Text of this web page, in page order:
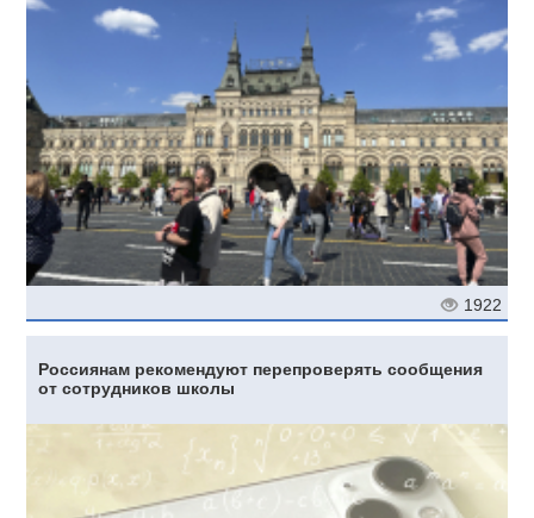
1922
Россиянам рекомендуют перепроверять сообщения
от сотрудников школы